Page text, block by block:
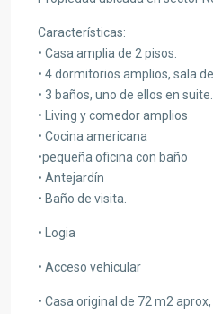
Características:
• Casa amplia de 2 pisos.
• 4 dormitorios amplios, sala
• 3 baños, uno de ellos en suite.
• Living y comedor amplios
• Cocina americana
•pequeña oficina con baño
• Antejardín
• Baño de visita.
• Logia
• Acceso vehicular
• Casa original de 72 m2